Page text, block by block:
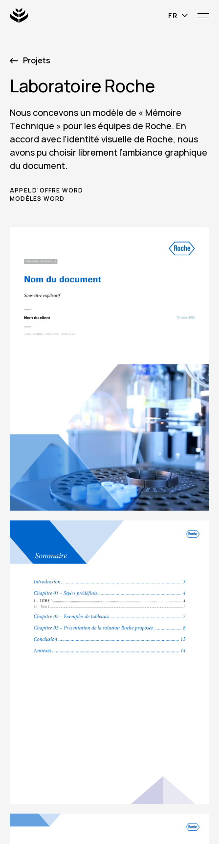
Projets
Laboratoire Roche
Nous concevons un modèle de « Mémoire
Technique » pour les équipes de Roche. En
accord avec l’identité visuelle de Roche, nous
avons pu choisir librement l’ambiance graphique
du document.
APPEL D'OFFRE WORD
MODÈLES WORD